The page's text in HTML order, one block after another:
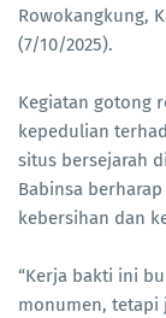
Rowokangkung,
(7/10/2025).
Kegiatan gotong
kepedulian
situs bersejarah
Babinsa
kebersihan dan
“Kerja bakti ini
monumen, tetapi